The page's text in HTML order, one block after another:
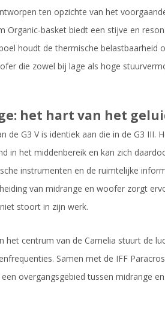
ten opzichte van het
Organic-basket biedt een stijve en
houdt de thermische belastbaarheid
die zowel bij lage als hoge
het hart van het
de G3 V is identiek aan die in de G3 III.
in het middenbereik en kan zich
instrumenten en de ruimtelijke
van midrange en woofer zorgt
stoort in zijn werk.
het centrum van de Camelia stuurt de
Samen met de IFF
overgangsgebied tussen midrange